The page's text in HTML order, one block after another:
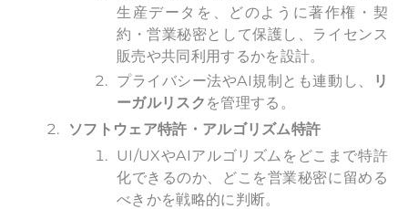
生産データを、どのように著作権・契
約・営業秘密として保護し、ライセンス
販売や共同利用するかを設計。
プライバシー法やAI規制とも連動し、
リ
ーガルリスク を管理する。
ソフトウェア特許・アルゴリズム特許
UI/UXやAIアルゴリズムをどこまで特許
化できるのか、どこを営業秘密に留める
べきかを戦略的に判断。